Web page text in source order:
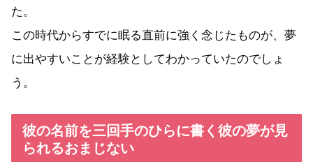
た。
この時代からすでに眠る直前に強く念じたものが、夢
に出やすいことが経験としてわかっていたのでしょ
う。
彼の名前を三回手のひらに書く彼の夢が見
られるおまじない